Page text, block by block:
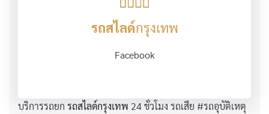
รถสไลด์กรุงเทพ
Facebook
บริการรถยก รถสไลด์กรุงเทพ 24 ชั่วโมง รถเสีย #รถอุบัติเหตุ